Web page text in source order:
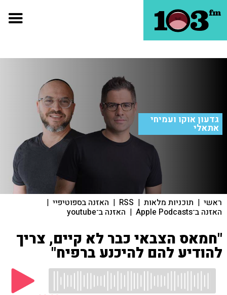
גדעון אוקו ועמיחי
אתאלי
ראשי | תוכניות מלאות |
RSS
| האזנה בספוטיפיי |
האזנה ב־Apple Podcasts | האזנה ב־youtube
"חמאס הצבאי כבר לא קיים, צריך
להודיע להם להיכנע ברפיח"